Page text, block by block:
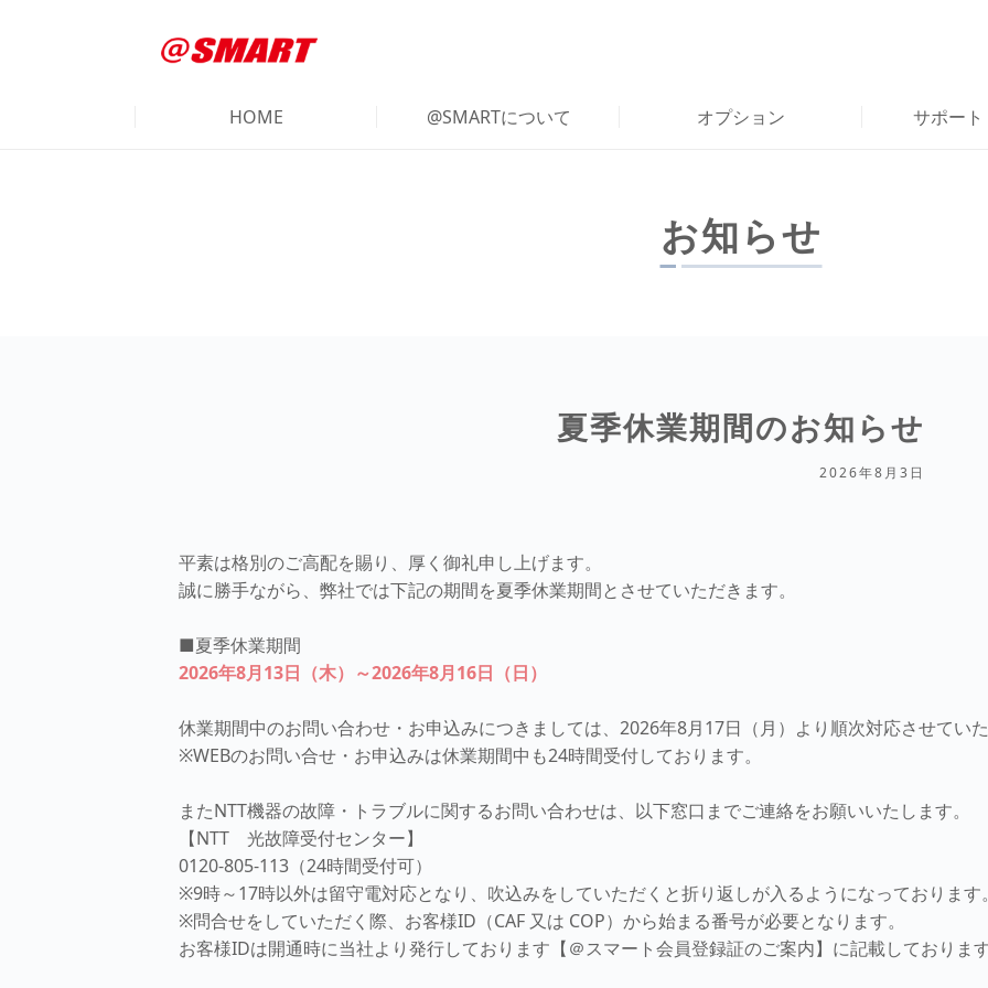
HOME @SMARTについて オプション サポー
お知らせ
夏季休業期間のお知らせ
2026年8月3日
平素は格別のご高配を賜り、厚く御礼申し上げます。
誠に勝手ながら、弊社では下記の期間を夏季休業期間とさせていただきます。
■夏季休業期間
2026年8月13日（木）～2026年8月16日（日）
休業期間中のお問い合わせ・お申込みにつきましては、2026年8月17日（月）より順次対応させていた
※WEBのお問い合せ・お申込みは休業期間中も24時間受付しております。
またNTT機器の故障・トラブルに関するお問い合わせは、以下窓口までご連絡をお願いいたします。
【NTT 光故障受付センター】
0120-805-113（24時間受付可）
※9時～17時以外は留守電対応となり、吹込みをしていただくと折り返しが入るようになっております。
※問合せをしていただく際、お客様ID（CAF 又は COP）から始まる番号が必要となります。
お客様IDは開通時に当社より発行しております【＠スマート会員登録証のご案内】に記載しております